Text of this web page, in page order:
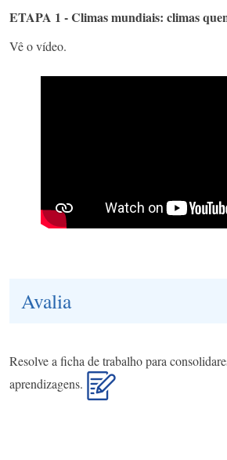
ETAPA 1 - Climas mundiais: climas
Vê o vídeo.
Avalia
Resolve a ficha de trabalho para
aprendizagens.